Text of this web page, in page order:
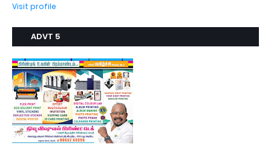
Visit profile
ADVT 5